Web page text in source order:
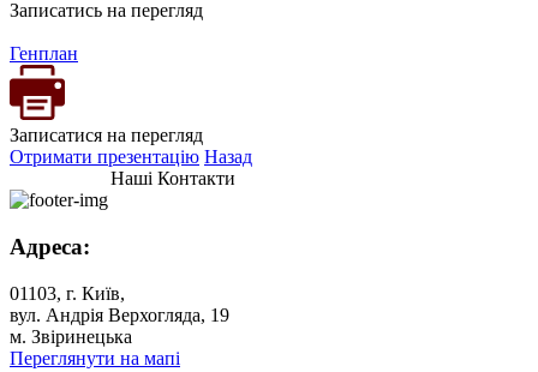
Записатись на перегляд
Генплан
Записатися на перегляд
Отримати презентацію Назад
Наші Контакти
Адреса:
01103, г. Київ,
вул. Андрія Верхогляда, 19
м. Звіринецька
Переглянути на мапі